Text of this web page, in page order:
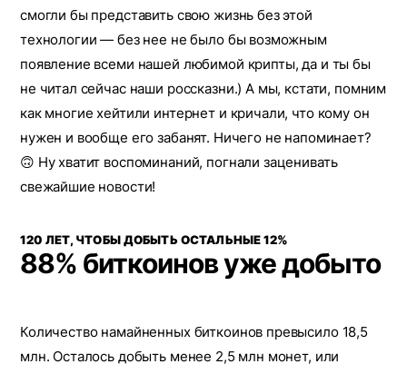
смогли бы представить свою жизнь без этой
технологии — без нее не было бы возможным
появление всеми нашей любимой крипты, да и ты бы
не читал сейчас наши россказни.) А мы, кстати, помним
как многие хейтили интернет и кричали, что кому он
нужен и вообще его забанят. Ничего не напоминает?
🙃 Ну хватит воспоминаний, погнали заценивать
свежайшие новости!
120 ЛЕТ, ЧТОБЫ ДОБЫТЬ ОСТАЛЬНЫЕ 12%
88% биткоинов уже добыто
Количество намайненных биткоинов превысило 18,5
млн. Осталось добыть менее 2,5 млн монет, или